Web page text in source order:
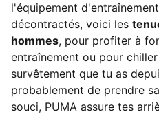
l'équipement
décontractés, voici les
hommes, pour profiter à
entraînement ou pour
survêtement que tu as
probablement de prendre
souci, PUMA assure tes